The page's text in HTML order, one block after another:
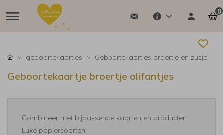
0
geboortekaartjes Geboortekaartjes broertje en zusje
Geboortekaartje broertje olifantjes
Combineer met bijpassende kaarten en producten
Luxe papiersoorten